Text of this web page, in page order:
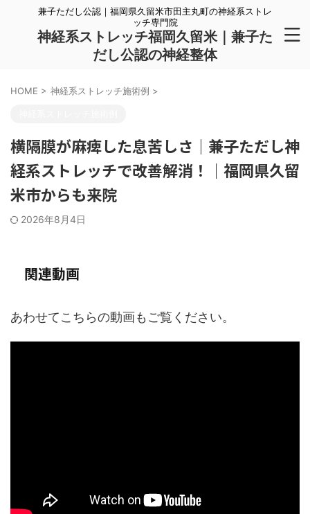
兼子ただし公認｜福岡県久留米市田主丸町の神経系ストレ
ッチ専門院
神経系ストレッチ福岡久留米｜兼子た
だし公認の神経整体
HOME > 神経系ストレッチ施術例 >
横隔膜が麻痺した息苦しさ｜兼子ただし神
経系ストレッチで改善解消！｜福岡県久留
米市からも来院
2026年8月4日
関連動画
あわせてこちらの動画もご覧ください。